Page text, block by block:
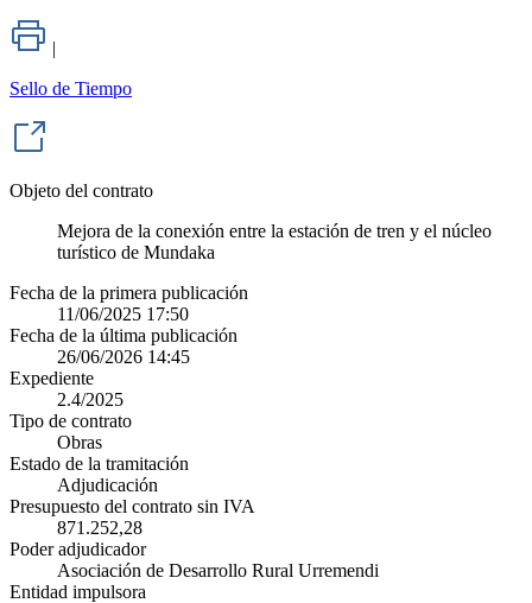
|
Sello de Tiempo
Objeto del contrato
Mejora de la conexión entre la estación de tren y el núcleo
turístico de Mundaka
Fecha de la primera publicación
11/06/2025 17:50
Fecha de la última publicación
26/06/2026 14:45
Expediente
2.4/2025
Tipo de contrato
Obras
Estado de la tramitación
Adjudicación
Presupuesto del contrato sin IVA
871.252,28
Poder adjudicador
Asociación de Desarrollo Rural Urremendi
Entidad impulsora